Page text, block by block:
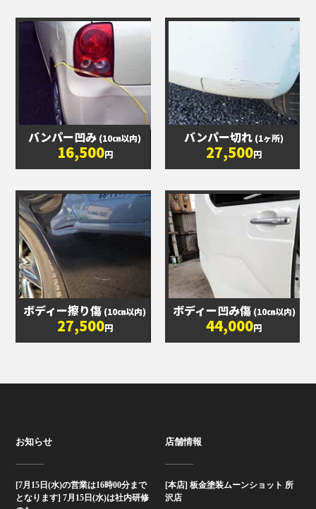
バンパー凹み (10㎝以内)
16,500円
バンパー切れ (1ヶ所)
27,500円
ボディー擦り傷 (10㎝以内)
27,500円
ボディー凹み傷 (10㎝以内)
44,000円
お知らせ
[7月15日(水)の営業は16時00分まで
となります] 7月15日(水)は社内研修
店舗情報
[本店] 板金塗装ムーンショット 所
沢店